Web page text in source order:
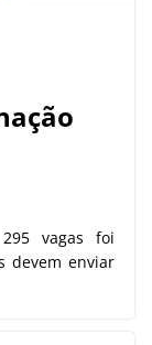
vagas foi
devem enviar